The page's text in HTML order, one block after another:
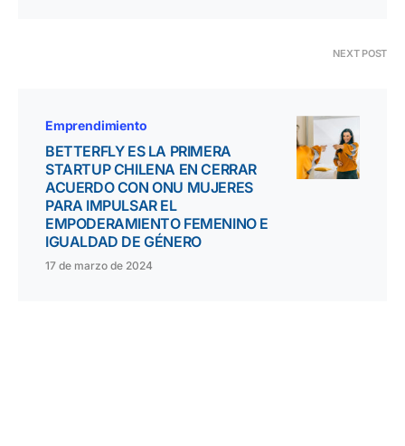
NEXT POST
Emprendimiento
BETTERFLY ES LA PRIMERA
STARTUP CHILENA EN CERRAR
ACUERDO CON ONU MUJERES
PARA IMPULSAR EL
EMPODERAMIENTO FEMENINO E
IGUALDAD DE GÉNERO
17 de marzo de 2024